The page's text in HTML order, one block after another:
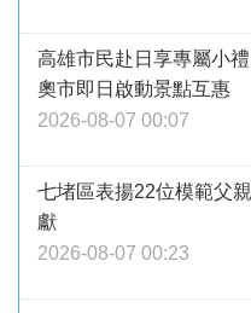
高雄市民赴日享專屬小
奧市即日啟動景點互惠
2026-08-07 00:07
七堵區表揚22位模範父
獻
2026-08-07 00:23